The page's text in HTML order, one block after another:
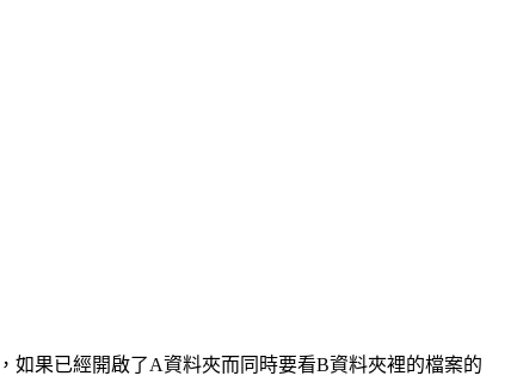
如果已經開啟了A資料夾而同時要看B資料夾裡的檔案的